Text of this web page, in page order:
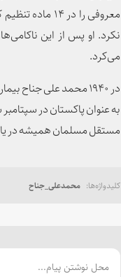
نکرد. او پس از این
می‌کرد.
مستقل مسلمان همیشه در
محمدعلی_جناح